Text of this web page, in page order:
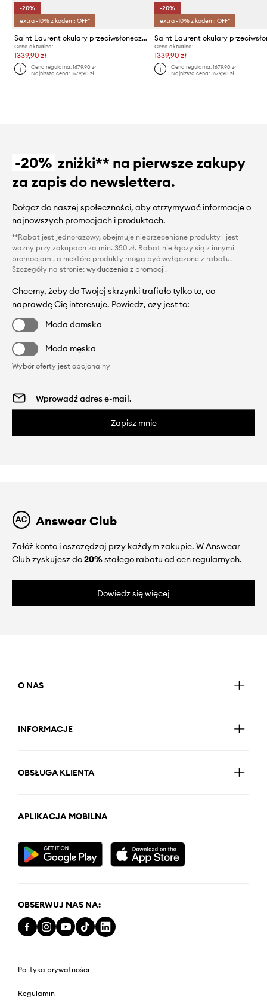
-20%
extra -10% z kodem: OFF*
Saint Laurent okulary przeciwsłoneczne
Cena aktualna:
1339,90 zł
Cena regularna:1679,90 zł
Najniższa cena:1679,90 zł
-20%
extra -10% z kodem: OFF*
Cena aktualna:
1339,90 zł
Cena regularna: 1679,90 zł
Najniższa cena: 1679,90 zł
-20% zniżki** na pierwsze zakupy
za zapis do newslettera.
Dołącz do naszej społeczności, aby otrzymywać informacje o
najnowszych promocjach i produktach.
**Rabat jest jednorazowy, obejmuje nieprzecenione produkty i jest
ważny przy zakupach za min. 350 zł. Rabat nie łączy się z innymi
promocjami, a niektóre produkty mogą być wyłączone z rabatu.
Szczegóły na stronie: wykluczenia z promocji.
Chcemy, żeby do Twojej skrzynki trafiało tylko to, co
naprawdę Cię interesuje. Powiedz, czy jest to:
Moda damska
Moda męska
Wybór oferty jest opcjonalny
Zapisz mnie
Answear Club
Załóż konto i oszczędzaj przy każdym zakupie. W Answear
Club zyskujesz do20%stałego rabatu od cen regularnych.
Dowiedz się więcej
O NAS
INFORMACJE
OBSŁUGA KLIENTA
APLIKACJA MOBILNA
OBSERWUJ NAS NA:
Polityka prywatności
Regulamin